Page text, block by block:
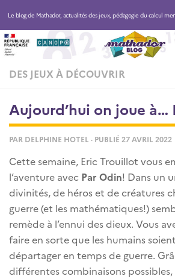
DES JEUX À DÉCOUVRIR
Aujourd’hui on joue à…
PAR DELPHINE HOTEL · PUBLIÉ 27 AVRIL 2022
Cette semaine, Eric Trouillot vous
l’aventure avec Par Odin! Dans un
divinités, de héros et de créatures
guerre (et les mathématiques!)
remède à l’ennui des dieux. Vous
faire en sorte que les humains
départager en temps de guerre.
différentes combinaisons